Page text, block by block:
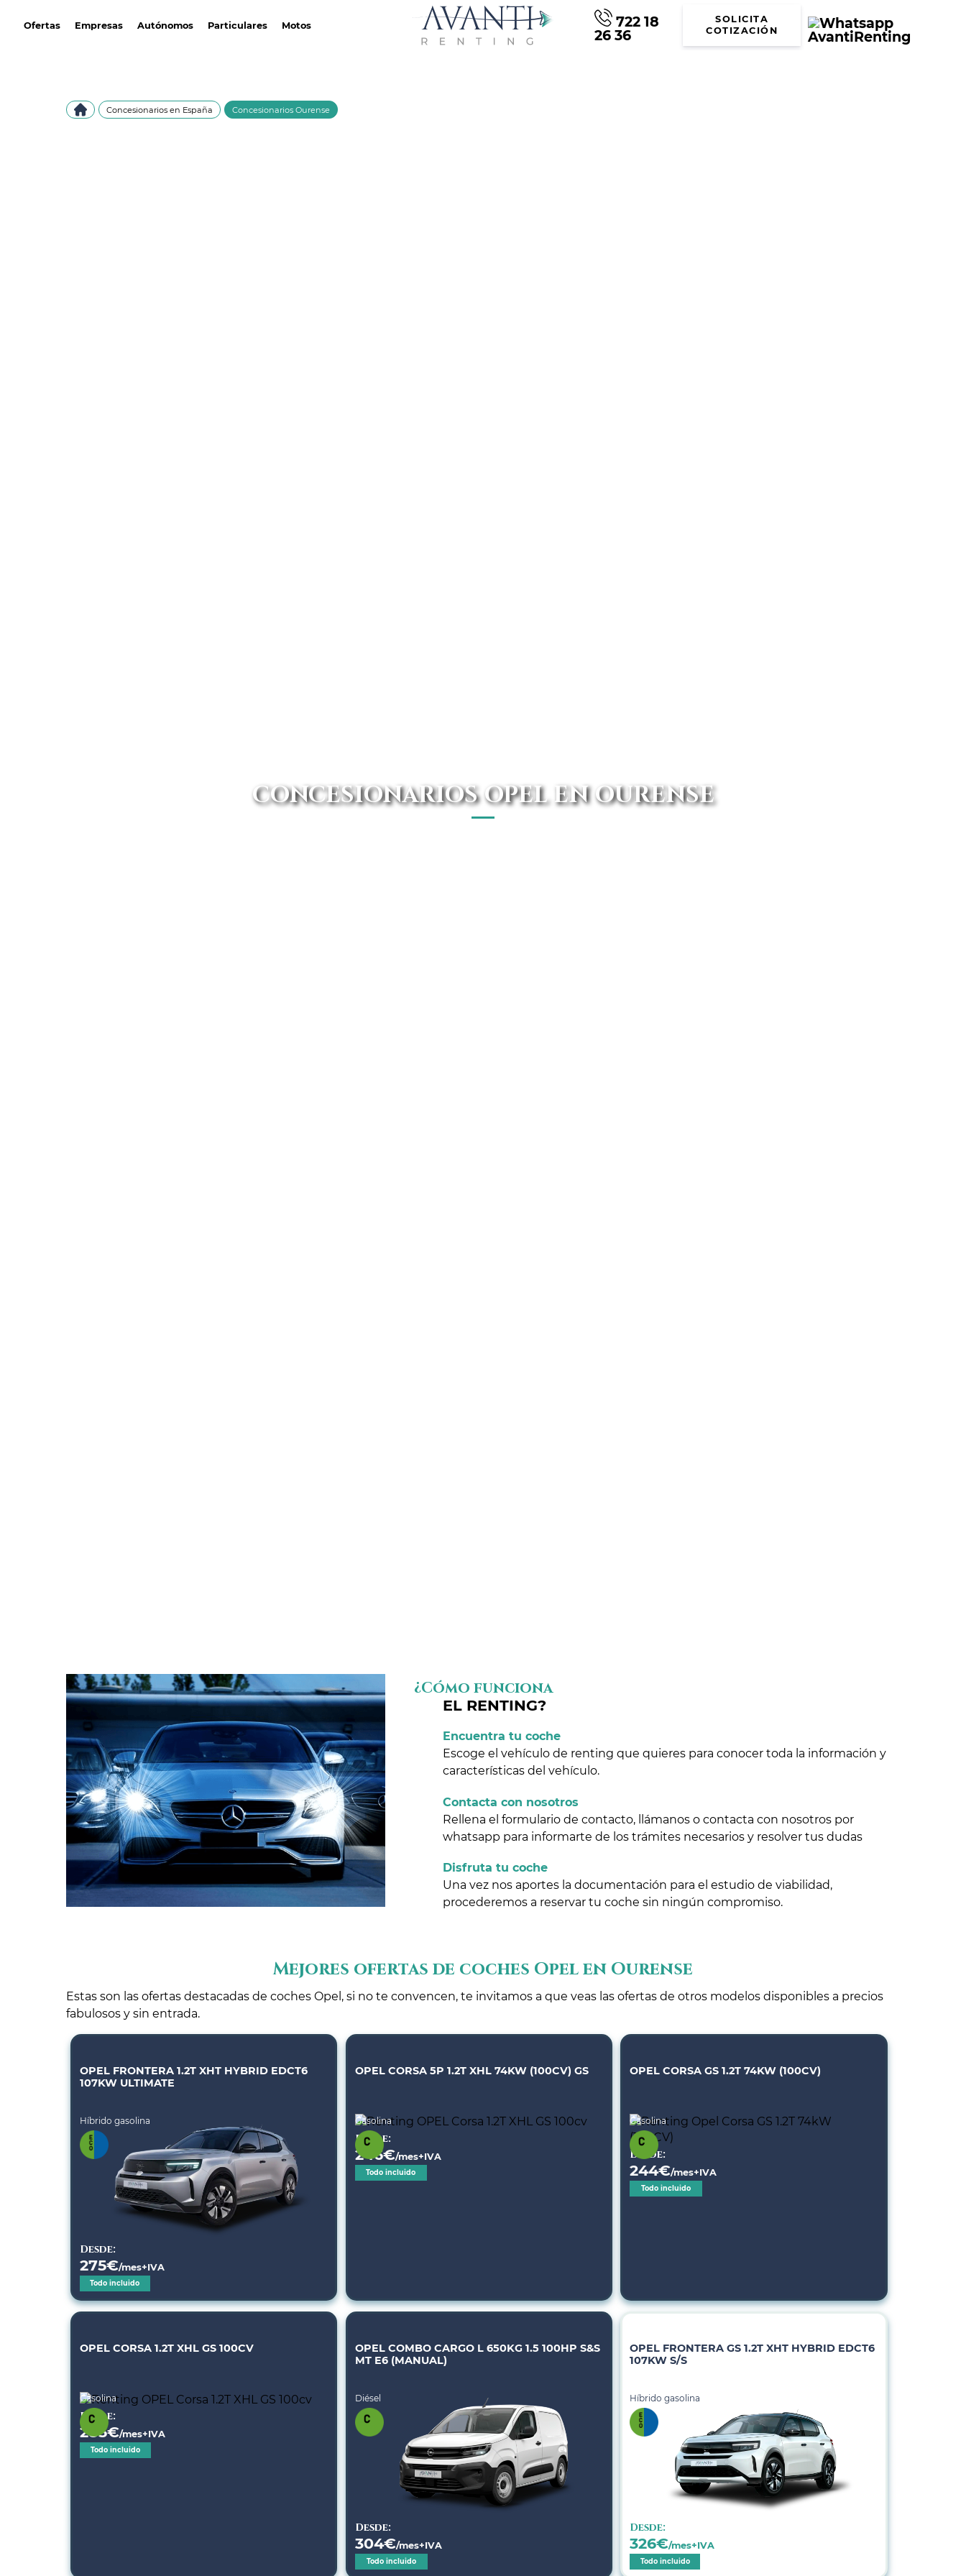
Ofertas Empresas Autónomos Particulares Motos 722 18
26 36
SOLICITA
COTIZACIÓN
Concesionarios en España Concesionarios Ourense
CONCESIONARIOS OPEL EN OURENSE
¿Cómo funciona
EL RENTING?
Encuentra tu coche
Escoge el vehículo de renting que quieres para conocer toda la información y
características del vehículo.
Contacta con nosotros
Rellena el formulario de contacto, llámanos o contacta con nosotros por
whatsapp para informarte de los trámites necesarios y resolver tus dudas
Disfruta tu coche
Una vez nos aportes la documentación para el estudio de viabilidad,
procederemos a reservar tu coche sin ningún compromiso.
Mejores ofertas de coches Opel en Ourense
Estas son las ofertas destacadas de coches Opel, si no te convencen, te invitamos a que veas las ofertas de otros modelos disponibles a precios
fabulosos y sin entrada.
OPEL FRONTERA 1.2T XHT HYBRID EDCT6
107KW ULTIMATE
Híbrido gasolina
Desde:
275€/mes+IVA
Todo incluido
OPEL CORSA 5P 1.2T XHL 74KW (100CV) GS
Gasolina
Desde:
246€/mes+IVA
Todo incluido
OPEL CORSA GS 1.2T 74KW (100CV)
Gasolina
Desde:
244€/mes+IVA
Todo incluido
OPEL CORSA 1.2T XHL GS 100CV
Gasolina
Desde:
285€/mes+IVA
Todo incluido
OPEL COMBO CARGO L 650KG 1.5 100HP S&S
MT E6 (MANUAL)
Diésel
Desde:
304€/mes+IVA
Todo incluido
OPEL FRONTERA GS 1.2T XHT HYBRID EDCT6
107KW S/S
Híbrido gasolina
Desde:
326€/mes+IVA
Todo incluido